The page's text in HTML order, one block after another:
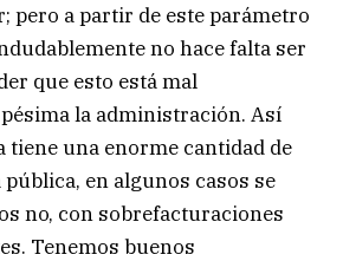
pero a partir de este parámetro
no hace falta ser
que esto está mal
la administración. Así
tiene una enorme cantidad de
en algunos casos se
no, con sobrefacturaciones
Tenemos buenos